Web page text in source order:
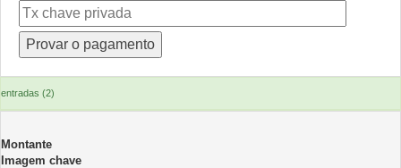
entradas (2)
Montante
Imagem chave